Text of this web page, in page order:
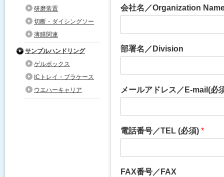
会社名／Organization
部署名／Division
メールアドレス／E-mail(必
電話番号／TEL (必須) *
FAX番号／FAX
研磨装置
切断・ダイシングソー
薄膜関連
サンプルハンドリング
ゲルボックス
ICトレイ・プラケース
ウエハーキャリア